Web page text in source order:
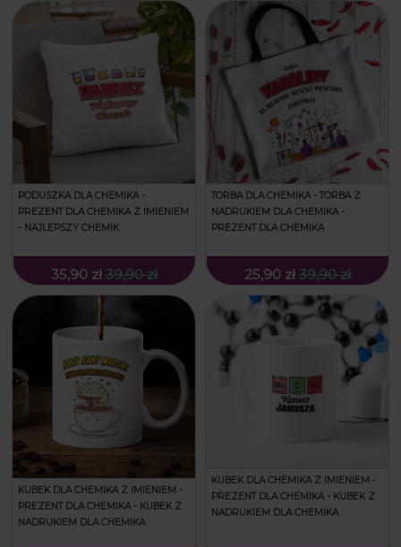
PODUSZKA DLA CHEMIKA -
PREZENT DLA CHEMIKA Z IMIENIEM
- NAJLEPSZY CHEMIK
35,90 zł 39,90 zł
TORBA DLA CHEMIKA - TORBA Z
NADRUKIEM DLA CHEMIKA -
PREZENT DLA CHEMIKA
25,90 zł 39,90 zł
KUBEK DLA CHEMIKA Z IMIENIEM -
PREZENT DLA CHEMIKA - KUBEK Z
NADRUKIEM DLA CHEMIKA
KUBEK DLA CHEMIKA Z IMIENIEM -
PREZENT DLA CHEMIKA - KUBEK Z
NADRUKIEM DLA CHEMIKA